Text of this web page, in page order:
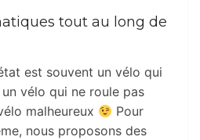
tout au long de
est souvent un vélo qui
vélo qui ne roule pas
malheureux
Pour
nous proposons des